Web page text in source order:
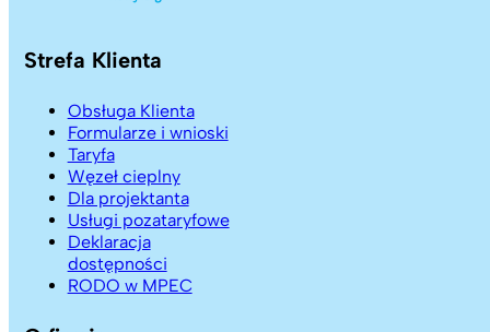
Strefa Klienta
Obsługa Klienta
Formularze i wnioski
Taryfa
Węzeł cieplny
Dla projektanta
Usługi pozataryfowe
Deklaracja
dostępności
RODO w MPEC